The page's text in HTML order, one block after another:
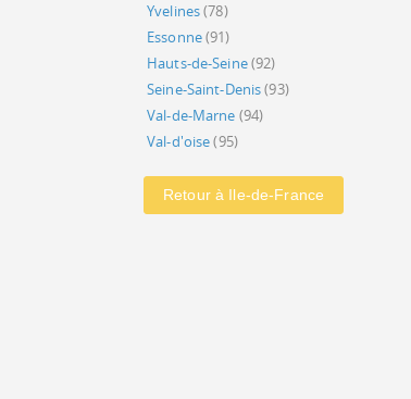
Yvelines(78)
Essonne(91)
Hauts-de-Seine(92)
Seine-Saint-Denis(93)
Val-de-Marne (94)
Val-d'oise(95)
Retour à Ile-de-France